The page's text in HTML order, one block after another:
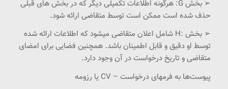
➢ بخش G: هرگونه اطلاعات تکمیلی دیگر که در بخش های قبلی
حذف شده است ممکن است توسط متقاضی ارائه شود.
➢ بخش :H شامل اعلان متقاضی میشود که اطلاعات ارائه شده
توسط او دقیق و قابل اطمینان باشد. همچنین فضایی برای امضای
متقاضی و تاریخ درخواست در آن وجود دارد.
پیوست‌ها به فرمهای درخواست – CV یا رزومه